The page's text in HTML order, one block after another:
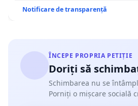
Notificare de transparență
ÎNCEPE PROPRIA PETIȚIE
Doriți să
Schimbarea nu se
Porniți o mișcare socială